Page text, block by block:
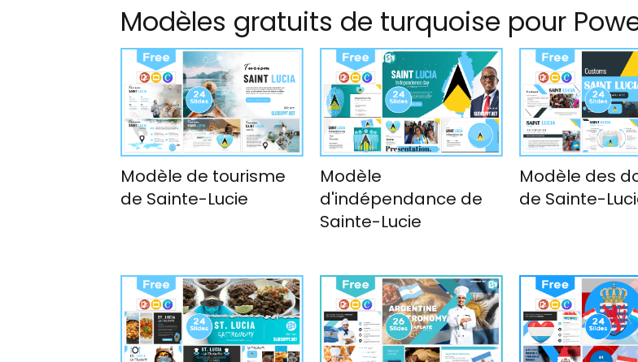
Modèles gratuits de turquoise pour
Modèle de tourisme
de Sainte-Lucie
Modèle
d'indépendance de
Sainte-Lucie
Modèle des
de Sainte-